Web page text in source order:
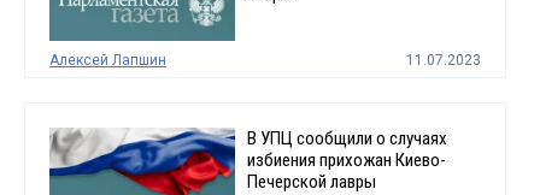
Алексей Лапшин 11.07.2023
В УПЦ сообщили о случаях
избиения прихожан Киево-
Печерской лавры